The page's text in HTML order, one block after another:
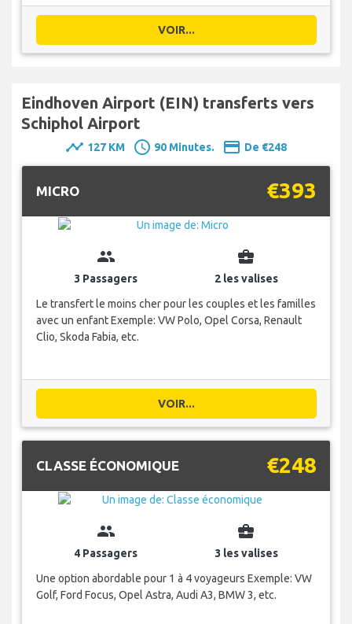
VOIR...
Eindhoven Airport (EIN) transferts vers
Schiphol Airport
timeline 127 KM schedule 90 Minutes. payment De €248
MICRO €393
group
3 Passagers
business_center
2 les valises
Le transfert le moins cher pour les couples et les familles
avec un enfant Exemple: VW Polo, Opel Corsa, Renault
Clio, Skoda Fabia, etc.
VOIR...
CLASSE ÉCONOMIQUE €248
group
4 Passagers
business_center
3 les valises
Une option abordable pour 1 à 4 voyageurs Exemple: VW
Golf, Ford Focus, Opel Astra, Audi A3, BMW 3, etc.